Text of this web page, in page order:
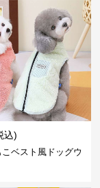
込)
ベスト風ドッグウ